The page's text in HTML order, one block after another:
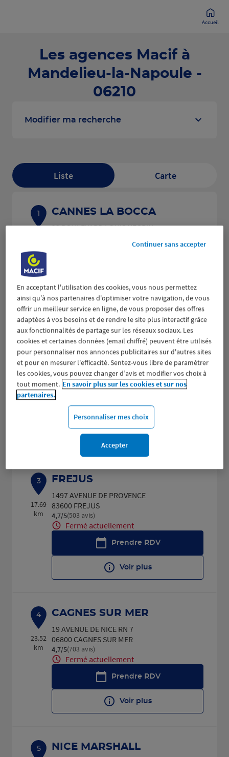
Accueil
Les agences Macif à
Mandelieu-la-Napoule -
06210
Modifier ma recherche
Liste Carte
1
CANNES LA BOCCA
23 BOULEVARD LOUIS NEGRIN
Voir plus
12.52
GRASSE
12 ROUTE DE CANNES
06130 GRASSE
4,6 /5Note de 4.6 sur 5
(252 avis)
Fermé actuellement
Prendre RDV
Voir plus
3
17.69
km
FREJUS
1497 AVENUE DE PROVENCE
83600 FREJUS
4,7/5Note de 4.7 sur 5
(503 avis)
Fermé actuellement
Prendre RDV
Voir plus
4
23.52
km
CAGNES SUR MER
19 AVENUE DE NICE RN 7
06800 CAGNES SUR MER
4,7/5Note de 4.7 sur 5
(703 avis)
Fermé actuellement
Prendre RDV
Voir plus
5
NICE MARSHALL
En acceptant l'utilisation des cookies, vous nous permettez
ainsi qu’à nos partenaires d'optimiser votre navigation, de vous
offrir un meilleur service en ligne, de vous proposer des offres
adaptées à vos besoins et de rendre le site plus interactif grâce
aux fonctionnalités de partage sur les réseaux sociaux. Les
cookies et certaines données (email chiffré) peuvent être utilisés
pour personnaliser nos annonces publicitaires sur d'autres sites
et pour en mesurer l'efficacité. Sentez-vous libre de paramétrer
les cookies, vous pouvez changer d’avis et modifier vos choix à
tout moment. En savoir plus sur les cookies et sur nos
partenaires.
Personnaliser mes choix
Continuer sans accepter
Accepter